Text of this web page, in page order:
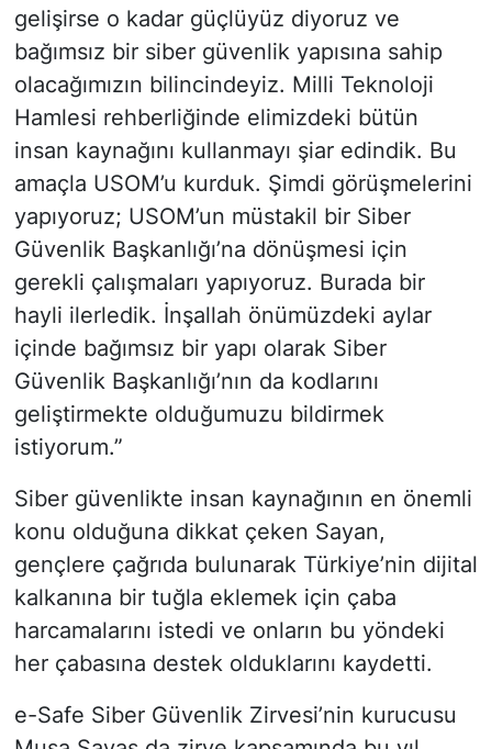
gelişirse o kadar güçlüyüz diyoruz ve
bağımsız bir siber güvenlik yapısına sahip
olacağımızın bilincindeyiz. Milli Teknoloji
Hamlesi rehberliğinde elimizdeki bütün
insan kaynağını kullanmayı şiar edindik. Bu
amaçla USOM’u kurduk. Şimdi görüşmelerini
yapıyoruz; USOM’un müstakil bir Siber
Güvenlik Başkanlığı’na dönüşmesi için
gerekli çalışmaları yapıyoruz. Burada bir
hayli ilerledik. İnşallah önümüzdeki aylar
içinde bağımsız bir yapı olarak Siber
Güvenlik Başkanlığı’nın da kodlarını
geliştirmekte olduğumuzu bildirmek
istiyorum.”
Siber güvenlikte insan kaynağının en önemli
konu olduğuna dikkat çeken Sayan,
gençlere çağrıda bulunarak Türkiye’nin dijital
kalkanına bir tuğla eklemek için çaba
harcamalarını istedi ve onların bu yöndeki
her çabasına destek olduklarını kaydetti.
e-Safe Siber Güvenlik Zirvesi’nin kurucusu